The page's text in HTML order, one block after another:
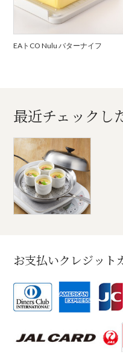
EAトCO Nulu バターナイフ
最近チェックし
お支払いクレジット